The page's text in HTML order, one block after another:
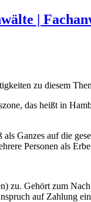
zu diesem
das heißt in
als Ganzes auf die
Personen als
zu. Gehört zum
auf Zahlung